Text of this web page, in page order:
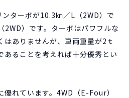
ターボが10.3㎞／L（2WD）で
）です。ターボはパワフルな
はありませんが、車両重量が2ｔ
あることを考えれば十分優秀とい
れています。4WD（E-Four）